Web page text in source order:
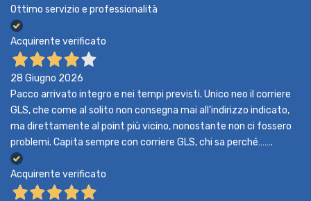
Ottimo servizio e professionalità
Acquirente verificato
28 Giugno 2026
Pacco arrivato integro e nei tempi previsti. Unico neo il corriere
GLS, che come al solito non consegna mai all’indirizzo indicato,
ma direttamente al point più vicino, nonostante non ci fossero
problemi. Capita sempre con corriere GLS, chi sa perché…….
Acquirente verificato